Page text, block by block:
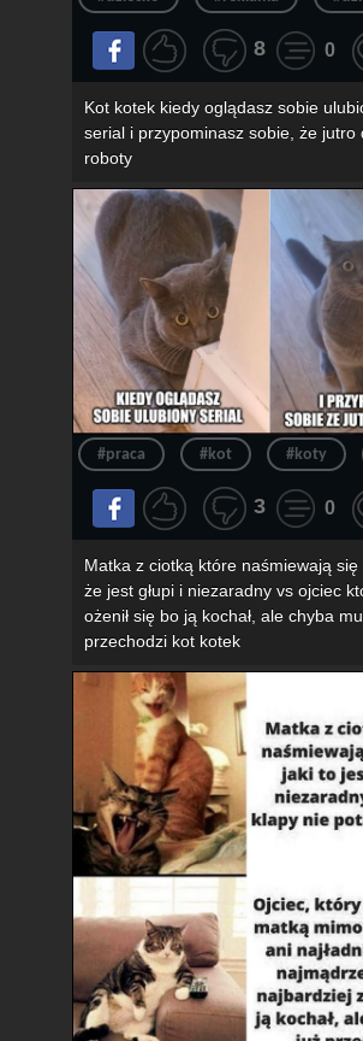
8 0
Kot kotek kiedy oglądasz sobie
serial i przypominasz sobie, że jutro
roboty
#praca #kot #koty
3 0
Matka z ciotką które naśmiewają się
że jest głupi i niezaradny vs ojciec
ożenił się bo ją kochał, ale chyba mu
przechodzi kot kotek